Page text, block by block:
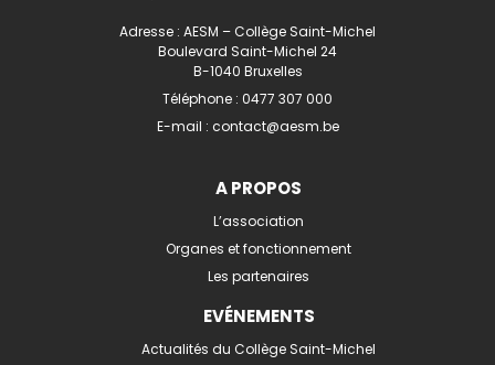
Adresse : AESM – Collège Saint-Michel
Boulevard Saint-Michel 24
B-1040 Bruxelles
Téléphone : 0477 307 000
E-mail : contact@aesm.be
A PROPOS
L’association
Organes et fonctionnement
Les partenaires
EVÉNEMENTS
Actualités du Collège Saint-Michel